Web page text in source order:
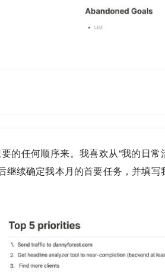
的任何顺序来。我喜欢从“我的日常
继续确定我本月的首要任务，并填写